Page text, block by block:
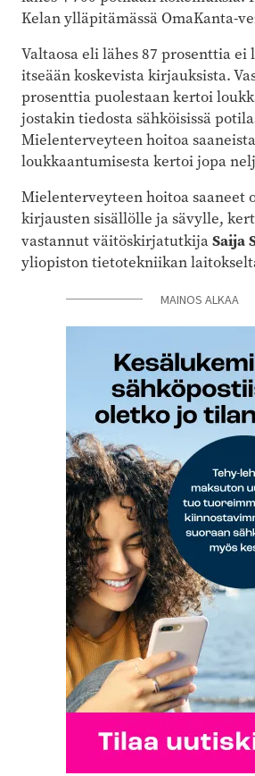
Kelan ylläpitämässä OmaKanta-
Valtaosa eli lähes 87 prosenttia
itseään koskevista kirjauksista.
prosenttia puolestaan kertoi
jostakin tiedosta sähköisissä
Mielenterveyteen hoitoa
loukkaantumisesta kertoi jopa
Mielenterveyteen hoitoa saaneet
kirjausten sisällölle ja sävylle,
vastannut väitöskirjatutkijaSaija
yliopiston tietotekniikan
MAINOS ALKAA